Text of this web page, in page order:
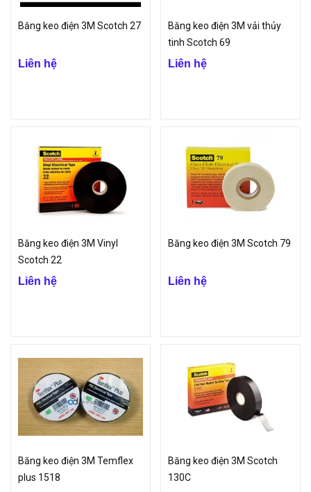
Băng keo điện 3M Scotch 27
Liên hệ
Băng keo điện 3M vải thủy
tinh Scotch 69
Liên hệ
Băng keo điện 3M Vinyl
Scotch 22
Liên hệ
Băng keo điện 3M Scotch 79
Liên hệ
Băng keo điện 3M Temflex
plus 1518
Băng keo điện 3M Scotch
130C